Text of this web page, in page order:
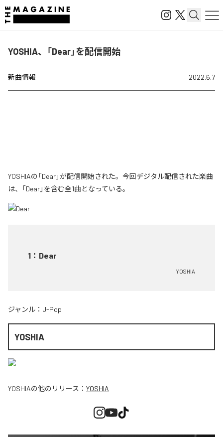
YOSHIA、「Dear」を配信開始
新曲情報 2022.6.7
YOSHIAの「Dear」が配信開始された。今回デジタル配信された楽曲
は、「Dear」を含む全1曲となっている。
1 ： Dear
YOSHIA
ジャンル： J-Pop
YOSHIA
YOSHIAの他のリリース： YOSHIA